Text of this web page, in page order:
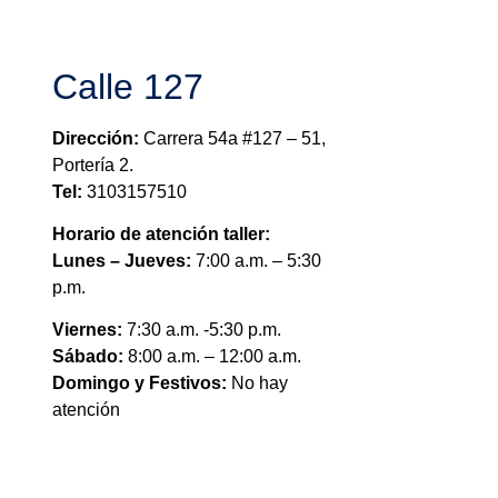
Calle 127
Dirección: Carrera 54a #127 – 51,
Portería 2.
Tel: 3103157510
Horario de atención taller:
Lunes – Jueves: 7:00 a.m. – 5:30
p.m.
Viernes: 7:30 a.m. -5:30 p.m.
Sábado: 8:00 a.m. – 12:00 a.m.
Domingo y Festivos: No hay
atención